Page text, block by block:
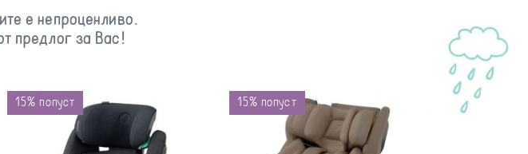
е непроценливо.
предлог за Вас!
15% попуст 15% попуст